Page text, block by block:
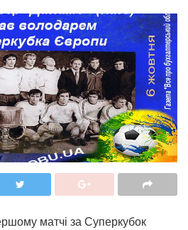
матчі за Суперкубок